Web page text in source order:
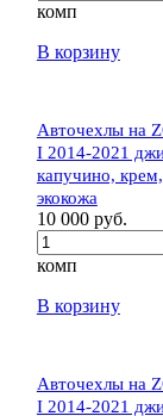
комп
В корзину
Авточехлы на
I 2014-2021
капучино,
экокожа
10 000 руб.
комп
В корзину
Авточехлы на
I 2014-2021